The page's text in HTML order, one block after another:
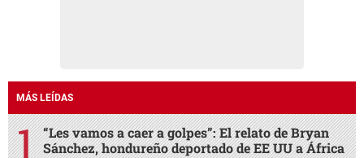
MÁS LEÍDAS
“Les vamos a caer a golpes”: El relato de Bryan
Sánchez, hondureño deportado de EE UU a África